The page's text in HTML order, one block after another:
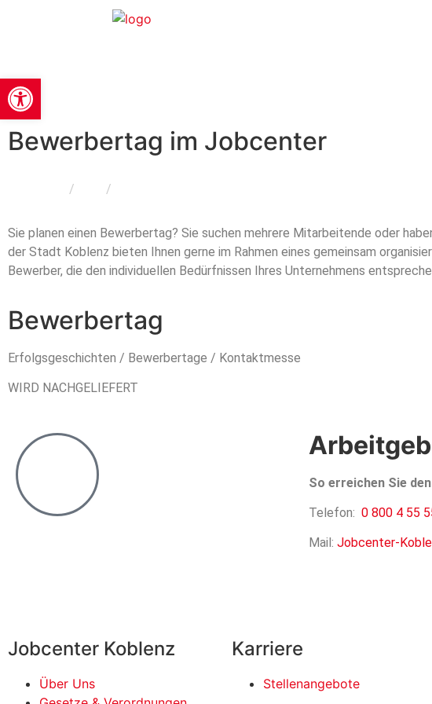
Bewerbertag im Jobcenter
/ /
Sie planen einen Bewerbertag? Sie suchen mehrere Mitarbeitende oder
der Stadt Koblenz bieten Ihnen gerne im Rahmen eines gemeinsam
Bewerber, die den individuellen Bedürfnissen Ihres Unternehmens
Bewerbertag
Erfolgsgeschichten / Bewerbertage / Kontaktmesse
WIRD NACHGELIEFERT
So erreichen Sie
Telefon:0 800 4 55
Mail:Jobcenter-
Jobcenter Koblenz
Über Uns
Karriere
Stellenangebote
Werkzeugleiste öffnen